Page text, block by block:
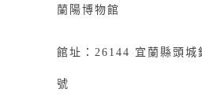
蘭陽博物館
館址：26144 宜蘭縣頭城
號